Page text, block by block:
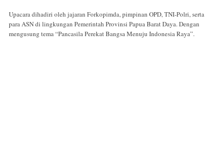
Upacara dihadiri oleh jajaran Forkopimda, pimpinan OPD, TNI-Polri, serta
para ASN di lingkungan Pemerintah Provinsi Papua Barat Daya. Dengan
mengusung tema “Pancasila Perekat Bangsa Menuju Indonesia Raya”.